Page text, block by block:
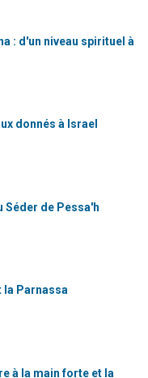
: d'un niveau spirituel à
donnés à Israel
Séder de Pessa'h
la Parnassa
à la main forte et la